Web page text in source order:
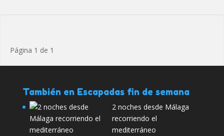
Página 1 de 1
También en Escapadas fin de semana
2 noches desde Málaga
recorriendo el
mediterráneo